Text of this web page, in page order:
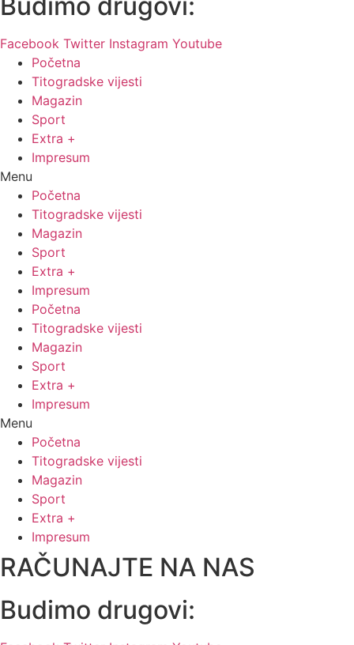
Facebook Twitter Instagram Youtube
Početna
Titogradske vijesti
Magazin
Sport
Extra +
Impresum
Menu
Početna
Titogradske vijesti
Magazin
Sport
Extra +
Impresum
Početna
Titogradske vijesti
Magazin
Sport
Extra +
Impresum
Menu
Početna
Titogradske vijesti
Magazin
Sport
Extra +
Impresum
RAČUNAJTE NA NAS
Budimo drugovi: